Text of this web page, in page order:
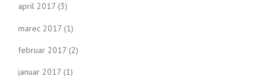
april 2017 (3)
marec 2017 (1)
februar 2017 (2)
januar 2017 (1)